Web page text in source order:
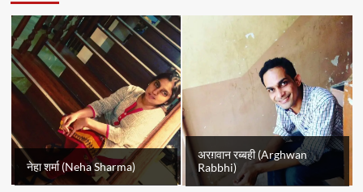
नेहा शर्मा (Neha Sharma)
अरग़वान रब्बही (Arghwan
Rabbhi)